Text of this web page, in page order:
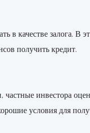
в качестве залога.
получить кредит.
инвестора
условия для